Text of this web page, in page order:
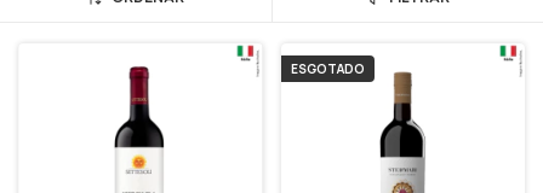
ESGOTADO